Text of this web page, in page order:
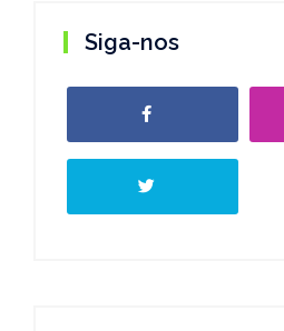
Siga-nos